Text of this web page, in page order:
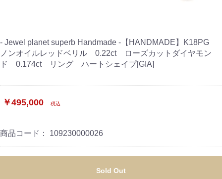
- Jewel planet superb Handmade -【HANDMADE】K18PG
ノンオイルレッドベリル 0.22ct ローズカットダイヤモン
ド 0.174ct リング ハートシェイプ[GIA]
￥495,000 税込
商品コード： 109230000026
Sold Out